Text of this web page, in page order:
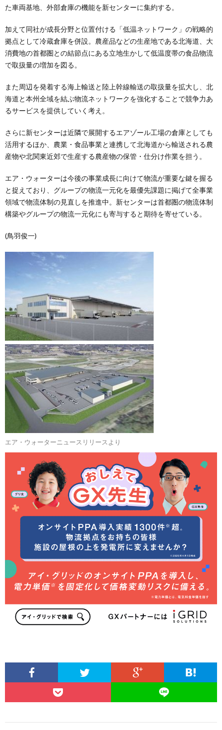
た車両基地、外部倉庫の機能を新センターに集約する。
加えて同社が成長分野と位置付ける「低温ネットワーク」の戦略的
拠点として冷蔵倉庫を併設。農産品などの生産地である北海道、大
消費地の首都圏との結節点にある立地生かして低温度帯の食品物流
で取扱量の増加を図る。
また周辺を発着する海上輸送と陸上幹線輸送の取扱量を拡大し、北
海道と本州全域を結ぶ物流ネットワークを強化することで競争力あ
るサービスを提供していく考え。
さらに新センターは近隣で展開するエアゾール工場の倉庫としても
活用するほか、農業・食品事業と連携して北海道から輸送される農
産物や北関東近郊で生産する農産物の保管・仕分け作業を担う。
エア・ウォーターは今後の事業成長に向けて物流が重要な鍵を握る
と捉えており、グループの物流一元化を最優先課題に掲げて全事業
領域で物流体制の見直しを推進中。新センターは首都圏の物流体制
構築やグループの物流一元化にも寄与すると期待を寄せている。
(鳥羽俊一)
エア・ウォーターニュースリリースより